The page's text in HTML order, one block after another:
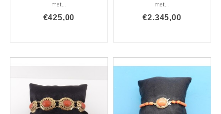
met...
€425,00
met...
€2.345,00